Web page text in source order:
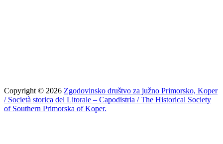
Copyright © 2026 Zgodovinsko društvo za južno Primorsko, Koper
/ Società storica del Litorale – Capodistria / The Historical Society
of Southern Primorska of Koper.